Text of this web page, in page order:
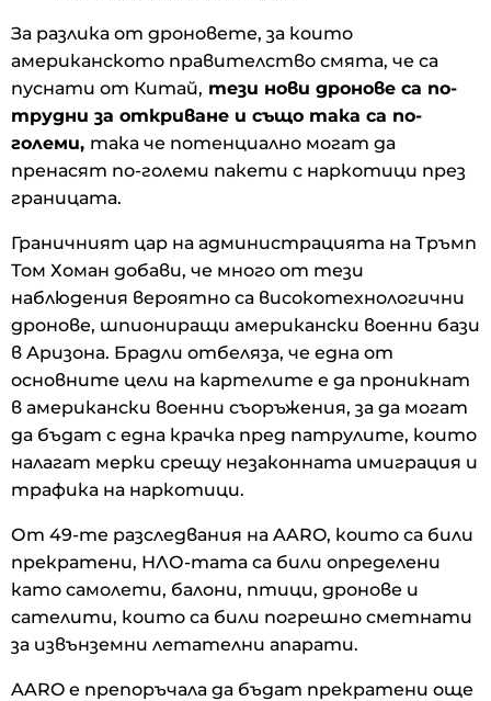
За разлика от дроновете, за които
американското правителство смята, че са
пуснати от Китай, тези нови дронове са по-
трудни за откриване и също така са по-
големи, така че потенциално могат да
пренасят по-големи пакети с наркотици през
границата.
Граничният цар на администрацията на Тръмп
Том Хоман добави, че много от тези
наблюдения вероятно са високотехнологични
дронове, шпиониращи американски военни бази
в Аризона. Брадли отбеляза, че една от
основните цели на картелите е да проникнат
в американски военни съоръжения, за да могат
да бъдат с една крачка пред патрулите, които
налагат мерки срещу незаконната имиграция и
трафика на наркотици.
От 49-те разследвания на AARO, които са били
прекратени, НЛО-тата са били определени
като самолети, балони, птици, дронове и
сателити, които са били погрешно сметнати
за извънземни летателни апарати.
AARO е препоръчала да бъдат прекратени още